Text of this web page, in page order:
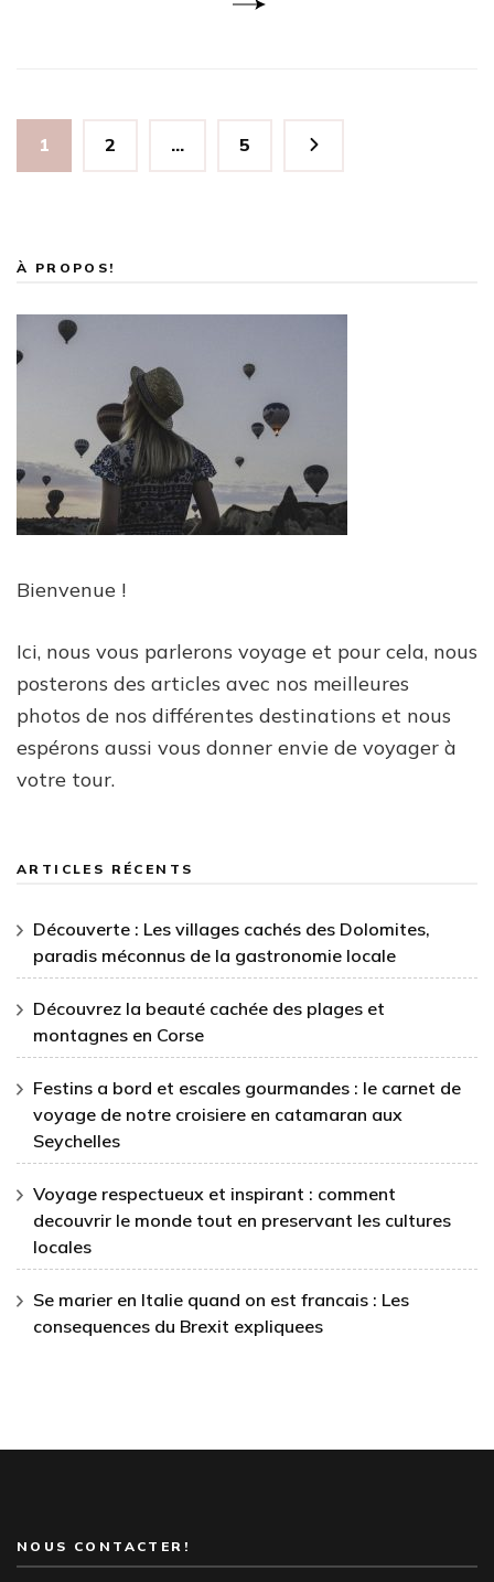
Pagination
des
Page
1 Page
2 … Page
5
À PROPOS!
Bienvenue !
Ici, nous vous parlerons voyage et pour cela, nous
posterons des articles avec nos meilleures
photos de nos différentes destinations et nous
espérons aussi vous donner envie de voyager à
votre tour.
ARTICLES RÉCENTS
Découverte : Les villages cachés des Dolomites,
paradis méconnus de la gastronomie locale
Découvrez la beauté cachée des plages et
montagnes en Corse
Festins a bord et escales gourmandes : le carnet de
voyage de notre croisiere en catamaran aux
Seychelles
Voyage respectueux et inspirant : comment
decouvrir le monde tout en preservant les cultures
locales
Se marier en Italie quand on est francais : Les
consequences du Brexit expliquees
NOUS CONTACTER!